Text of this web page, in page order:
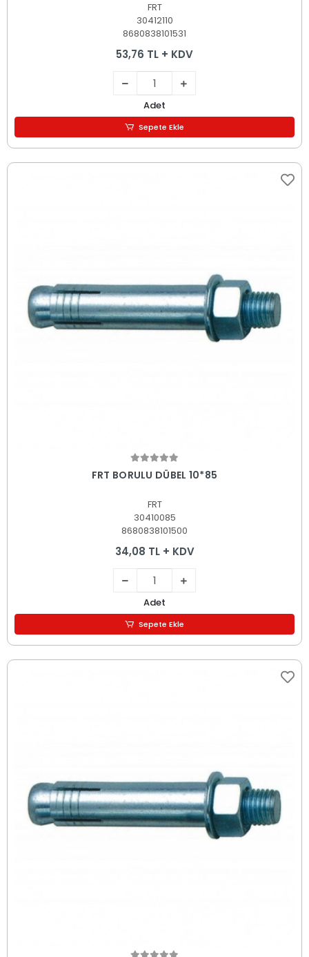
FRT
30412110
8680838101531
53,76 TL + KDV
Adet
Sepete Ekle
Sepete Ekle
FRT BORULU DÜBEL 10*85
FRT
30410085
8680838101500
34,08 TL + KDV
Adet
Sepete Ekle